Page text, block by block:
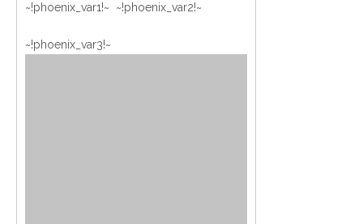
~!phoenix_var1!~ ~!phoenix_var2!~
~!phoenix_var3!~